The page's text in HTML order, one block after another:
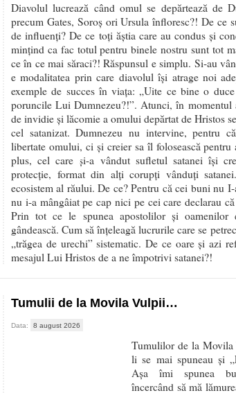
Diavolul lucrează când omul se depărtează de
precum Gates, Soroș ori Ursula înfloresc?! De ce
de influenți? De ce toți ăștia care au condus și
mințind ca fac totul pentru binele nostru sunt tot
ce în ce mai săraci?! Răspunsul e simplu. Si-au
e modalitatea prin care diavolul își atrage noi
exemple de succes în viața: „Uite ce bine o
poruncile Lui Dumnezeu?!”. Atunci, în momentul
de invidie și lăcomie a omului depărtat de Hristos
cel satanizat. Dumnezeu nu intervine, pentru
libertate omului, ci și creier sa îl folosească
plus, cel care și-a vândut sufletul satanei își
protecție, format din alți corupți vânduți
ecosistem al răului. De ce? Pentru că cei buni nu
nu i-a mângâiat pe cap nici pe cei care declarau
Prin tot ce le spunea apostolilor și
gândească. Cum să înțeleagă lucrurile care se
„trăgea de urechi” sistematic. De ce oare și azi
mesajul Lui Hristos de a ne împotrivi satanei?!
Tumulii de la Movila Vulpii…
Data: 8 august 2026
Tumulilor de la
li se mai spuneau și
Așa îmi spunea
încercând să mă